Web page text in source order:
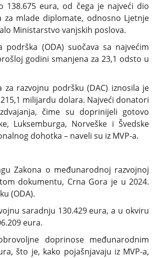
138.675 eura, od čega je najveći dio
mlade diplomate, odnosno Ljetnje
Ministarstvo vanjskih poslova.
(ODA) suočava sa najvećim
godini smanjena za 23,1 odsto u
razvojnu podršku (DAC) iznosila je
milijardu dolara. Najveći donatori
čime su doprinijeli gotovo
Luksemburga, Norveške i Švedske
dohotka – naveli su iz MVP-a.
Zakona o međunarodnoj razvojnoj
dokumentu, Crna Gora je u 2024.
(ODA).
saradnju 130.429 eura, a u okviru
eura.
doprinose međunarodnim
što je, kako pojašnjavaju iz MVP-a,